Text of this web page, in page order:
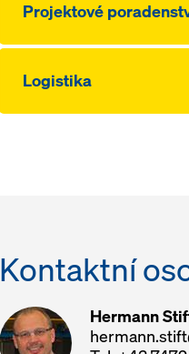
Projektové
Logistika
Kontaktní
Hermann